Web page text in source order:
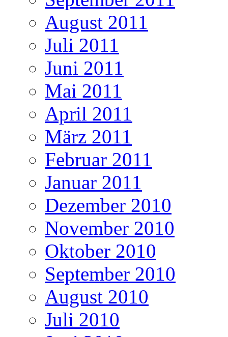
August 2011
Juli 2011
Juni 2011
Mai 2011
April 2011
März 2011
Februar 2011
Januar 2011
Dezember 2010
November 2010
Oktober 2010
September 2010
August 2010
Juli 2010